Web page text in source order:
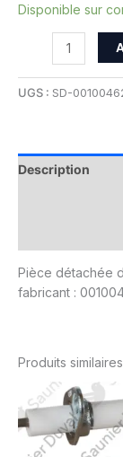
Disponible sur
UGS : SD-
Description
Pièce détachée
fabricant :
Produits similaires